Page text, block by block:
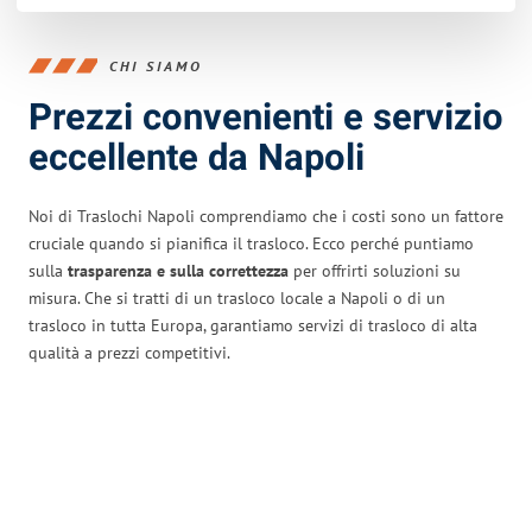
CHI SIAMO
Prezzi convenienti e servizio
eccellente da Napoli
Noi di Traslochi Napoli comprendiamo che i costi sono un fattore
cruciale quando si pianifica il trasloco. Ecco perché puntiamo
sulla trasparenza e sulla correttezza per offrirti soluzioni su
misura. Che si tratti di un trasloco locale a Napoli o di un
trasloco in tutta Europa, garantiamo servizi di trasloco di alta
qualità a prezzi competitivi.